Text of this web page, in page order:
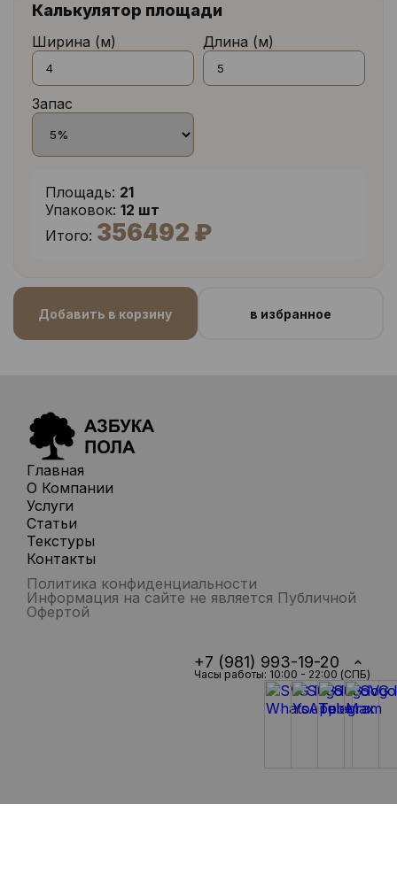
Калькулятор площади
Ширина (м) Длина (м)
Запас
Площадь: 21
Упаковок: 12 шт
Итого: 356492 ₽
Добавить в корзину в избранное
Главная
О Компании
Услуги
Статьи
Текстуры
Контакты
Политика конфиденциальности
Информация на сайте не является Публичной
Офертой
+7 (981) 993-19-20
Часы работы: 10:00 - 22:00 (СПБ)